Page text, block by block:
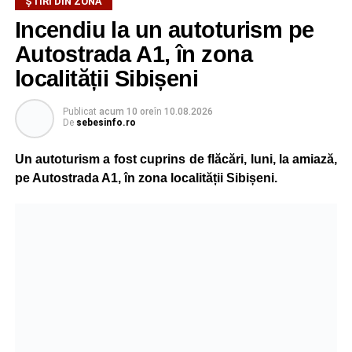
Incendiu la un autoturism pe
Autostrada A1, în zona
localității Sibișeni
Publicat acum 10 oreîn 10.08.2026
De sebesinfo.ro
Un autoturism a fost cuprins de flăcări, luni, la amiază,
pe Autostrada A1, în zona localității Sibișeni.